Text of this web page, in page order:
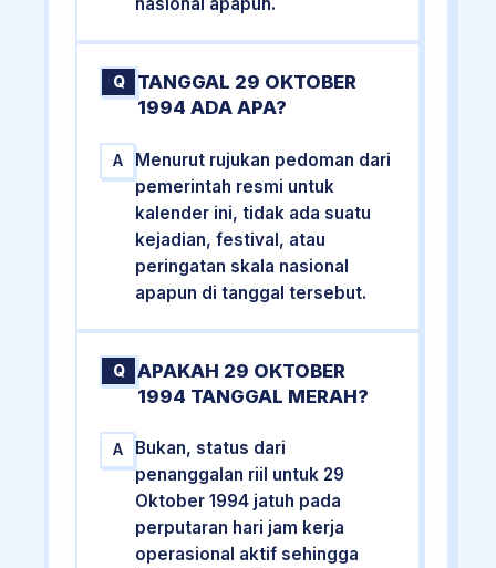
Q
TANGGAL 29 OKTOBER
1994 ADA APA?
A
Menurut rujukan pedoman dari
pemerintah resmi untuk
kalender ini, tidak ada suatu
kejadian, festival, atau
peringatan skala nasional
apapun di tanggal tersebut.
Q
APAKAH 29 OKTOBER
1994 TANGGAL MERAH?
A
Bukan, status dari
penanggalan riil untuk 29
Oktober 1994 jatuh pada
perputaran hari jam kerja
operasional aktif sehingga